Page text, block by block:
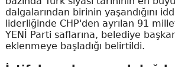
dalgalarından birinin yaşandığını
liderliğinde CHP'den ayrılan 91
YENİ Parti saflarına, belediye
eklenmeye başladığı belirtildi.